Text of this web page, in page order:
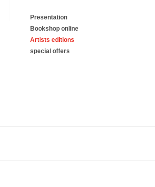
Presentation
Bookshop online
Artists editions
special offers